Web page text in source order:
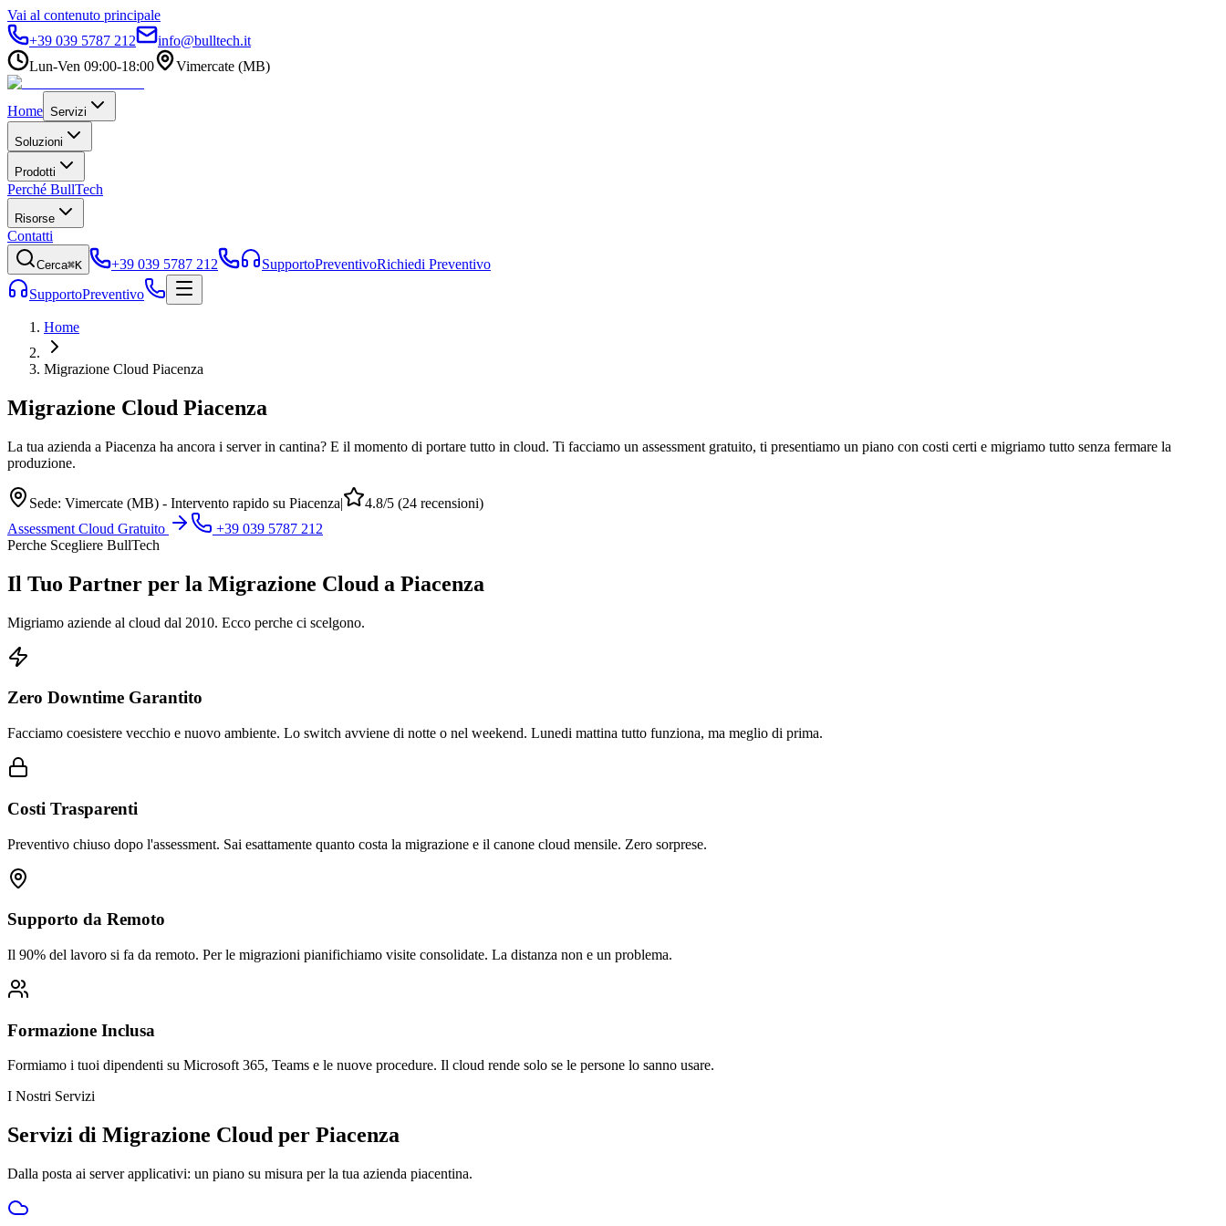
Vai al contenuto principale
+39 039 5787 212
info@bulltech.it
Lun-Ven 09:00-18:00
Vimercate (MB)
Home Servizi
Soluzioni
Prodotti
Perché BullTech
Risorse
Contatti
Cerca⌘K +39 039 5787 212 SupportoPreventivoRichiedi Preventivo
SupportoPreventivo
Home
Migrazione Cloud Piacenza
Migrazione Cloud Piacenza
La tua azienda a Piacenza ha ancora i server in cantina? E il momento di portare tutto in cloud. Ti facciamo un assessment gratuito, ti presentiamo un piano con costi certi e migriamo tutto senza fermare la
produzione.
Sede: Vimercate (MB) - Intervento rapido su Piacenza|
4.8/5 (24 recensioni)
Assessment Cloud Gratuito
+39 039 5787 212
Perche Scegliere BullTech
Il Tuo Partner per la Migrazione Cloud a Piacenza
Migriamo aziende al cloud dal 2010. Ecco perche ci scelgono.
Zero Downtime Garantito
Facciamo coesistere vecchio e nuovo ambiente. Lo switch avviene di notte o nel weekend. Lunedi mattina tutto funziona, ma meglio di prima.
Costi Trasparenti
Preventivo chiuso dopo l'assessment. Sai esattamente quanto costa la migrazione e il canone cloud mensile. Zero sorprese.
Supporto da Remoto
Il 90% del lavoro si fa da remoto. Per le migrazioni pianifichiamo visite consolidate. La distanza non e un problema.
Formazione Inclusa
Formiamo i tuoi dipendenti su Microsoft 365, Teams e le nuove procedure. Il cloud rende solo se le persone lo sanno usare.
I Nostri Servizi
Servizi di Migrazione Cloud per Piacenza
Dalla posta ai server applicativi: un piano su misura per la tua azienda piacentina.